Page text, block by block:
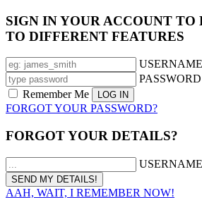
SIGN IN YOUR ACCOUNT TO
TO DIFFERENT FEATURES
USERNAME
PASSWORD
Remember Me
FORGOT YOUR PASSWORD?
FORGOT YOUR DETAILS?
AAH, WAIT, I REMEMBER NOW!